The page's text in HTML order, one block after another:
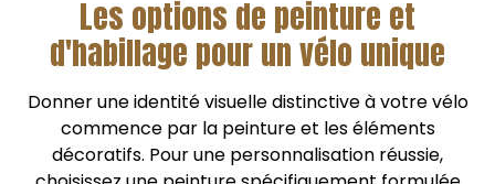
Les options de peinture et
d'habillage pour un vélo unique
Donner une identité visuelle distinctive à votre vélo
commence par la peinture et les éléments
décoratifs. Pour une personnalisation réussie,